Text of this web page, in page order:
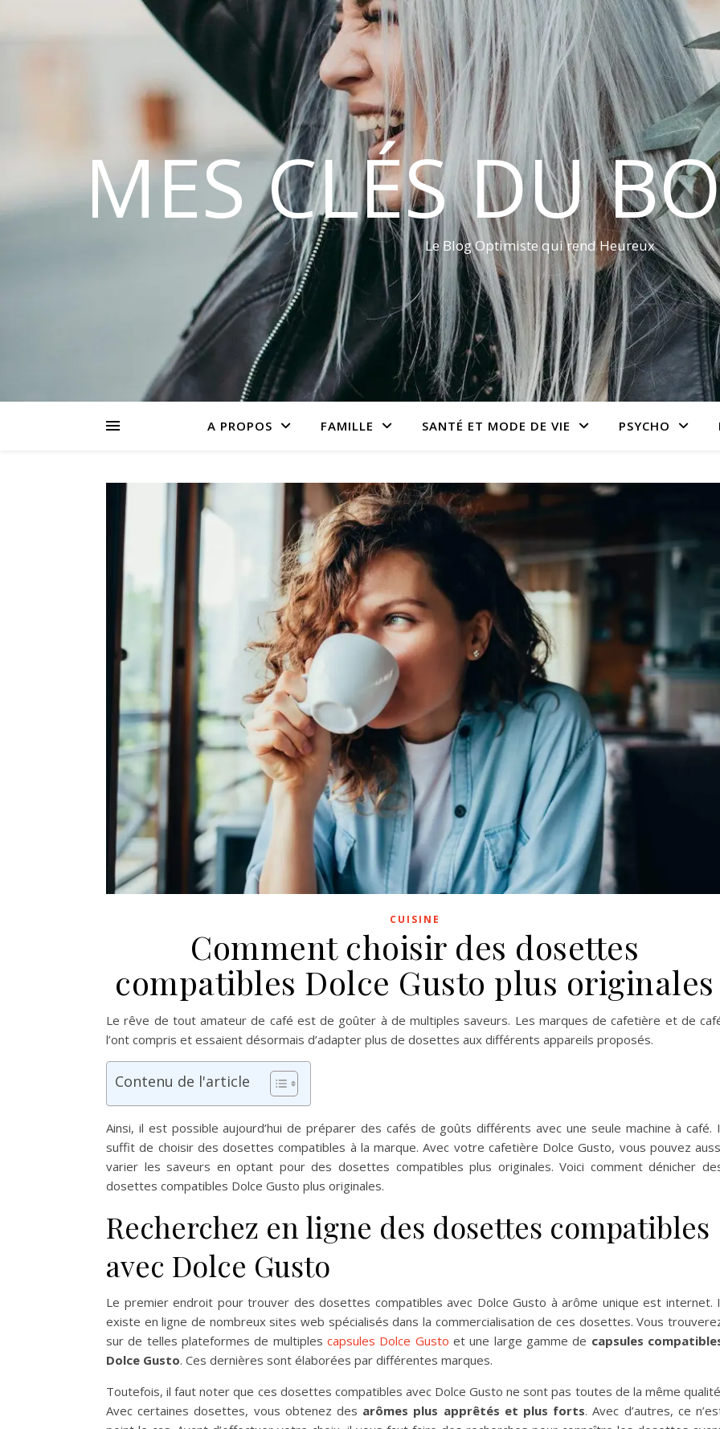
MES CLÉS DU
Le Blog Optimiste qui rend Heureux
A PROPOS FAMILLE SANTÉ ET MODE DE VIE PSYCHO
CUISINE
Comment choisir des dosettes
compatibles Dolce Gusto plus originales
Le rêve de tout amateur de café est de goûter à de multiples saveurs. Les marques de cafetière et de
l’ont compris et essaient désormais d’adapter plus de dosettes aux différents appareils proposés.
Contenu de l'article
Ainsi, il est possible aujourd’hui de préparer des cafés de goûts différents avec une seule machine à café.
suffit de choisir des dosettes compatibles à la marque. Avec votre cafetière Dolce Gusto, vous pouvez
varier les saveurs en optant pour des dosettes compatibles plus originales. Voici comment dénicher
dosettes compatibles Dolce Gusto plus originales.
Recherchez en ligne des dosettes compatibles
avec Dolce Gusto
Le premier endroit pour trouver des dosettes compatibles avec Dolce Gusto à arôme unique est internet.
existe en ligne de nombreux sites web spécialisés dans la commercialisation de ces dosettes. Vous
sur de telles plateformes de multiples capsules Dolce Gusto et une large gamme de capsules
Dolce Gusto. Ces dernières sont élaborées par différentes marques.
Toutefois, il faut noter que ces dosettes compatibles avec Dolce Gusto ne sont pas toutes de la même
Avec certaines dosettes, vous obtenez des arômes plus apprêtés et plus forts. Avec d’autres, ce